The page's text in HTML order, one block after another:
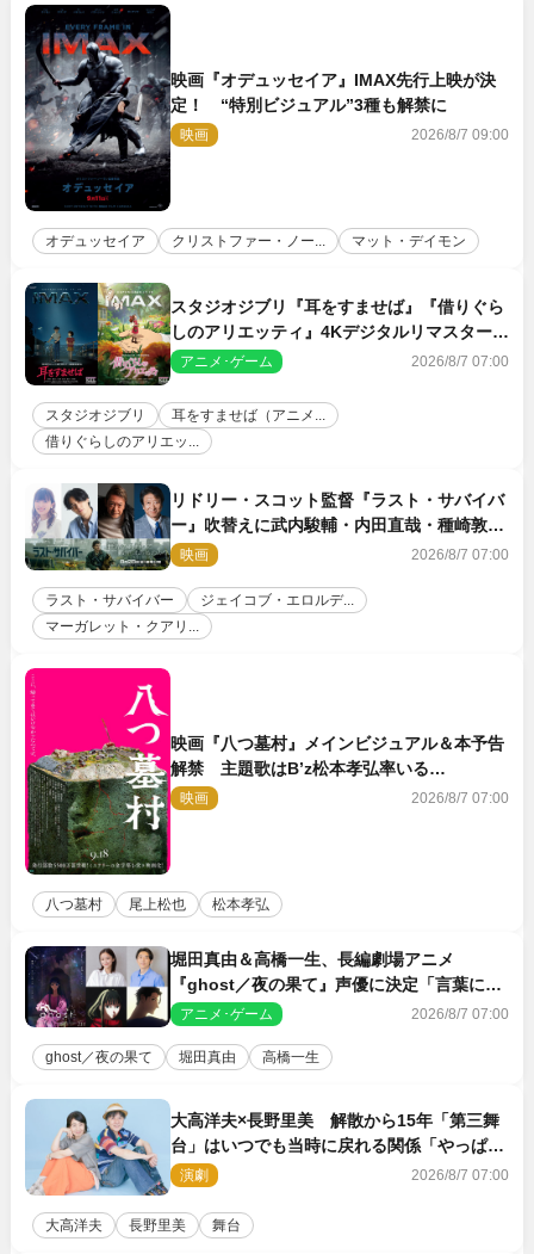
映画『オデュッセイア』IMAX先行上映が決
定！ “特別ビジュアル”3種も解禁に
映画 2026/8/7 09:00
オデュッセイア クリストファー・ノー... マット・デイモン
スタジオジブリ『耳をすませば』『借りぐら
しのアリエッティ』4Kデジタルリマスターで
IMAX上映決定！
アニメ･ゲーム 2026/8/7 07:00
スタジオジブリ
耳をすませば（アニメ...
借りぐらしのアリエッ...
リドリー・スコット監督『ラスト・サバイバ
ー』吹替えに武内駿輔・内田直哉・種崎敦
美・井上和彦ら豪華声優陣が集結！
映画 2026/8/7 07:00
ラスト・サバイバー
ジェイコブ・エロルデ...
マーガレット・クアリ...
映画『八つ墓村』メインビジュアル＆本予告
解禁 主題歌はB’z松本孝弘率いる
TMG「DOOM」に決定
映画 2026/8/7 07:00
八つ墓村 尾上松也 松本孝弘
堀田真由＆高橋一生、長編劇場アニメ
『ghost／夜の果て』声優に決定「言葉には
できない沢山の感情を思い出しました」
アニメ･ゲーム 2026/8/7 07:00
ghost／夜の果て 堀田真由 高橋一生
大高洋夫×長野里美 解散から15年「第三舞
台」はいつでも当時に戻れる関係「やっぱり
他の方たちとは違います」
演劇 2026/8/7 07:00
大高洋夫 長野里美 舞台